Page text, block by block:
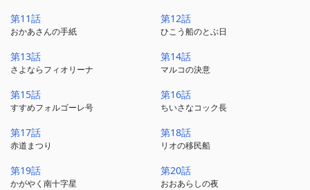
第11話
おかあさんの手紙
第12話
ひこう船のとぶ日
第13話
さよならフィオリーナ
第14話
マルコの決意
第15話
すすめフォルゴーレ号
第16話
ちいさなコック長
第17話
赤道まつり
第18話
リオの移民船
第19話
かがやく南十字星
第20話
おおあらしの夜